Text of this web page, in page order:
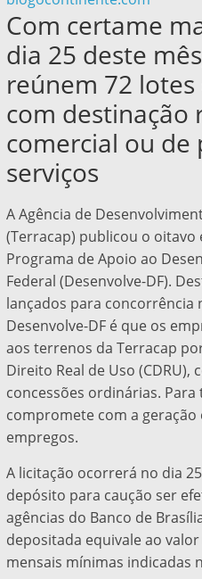
Com certame
dia 25 deste
reúnem 72 lotes
com destinação
comercial ou de
serviços
A Agência de
(Terracap) publicou o
Programa de Apoio ao
Federal (Desenvolve-DF).
lançados para concorrência
Desenvolve-DF é que os
aos terrenos da Terracap
Direito Real de Uso
concessões ordinárias.
compromete com a geração
empregos.
A licitação ocorrerá no dia
depósito para caução ser
agências do Banco de
depositada equivale ao
mensais mínimas indicadas